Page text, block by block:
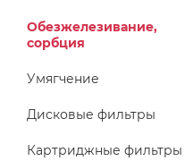
Обезжелезивание,
сорбция
Умягчение
Дисковые фильтры
Картриджные фильтры